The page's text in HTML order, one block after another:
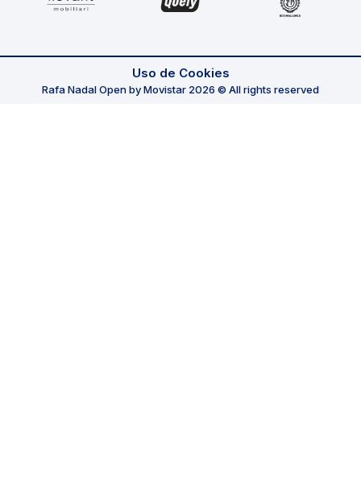
Rafa Nadal Open by Movistar 2026 © All rights reserved
Uso de Cookies